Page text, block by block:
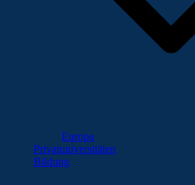
Europa
Privatuniversitäten
Bildung